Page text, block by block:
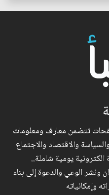
تتضمن معارف ومعلومات
والاقتصاد والاجتماع
يومية شاملة..
ونشر الوعي والدعوة إلى بناء
وإمكانياته